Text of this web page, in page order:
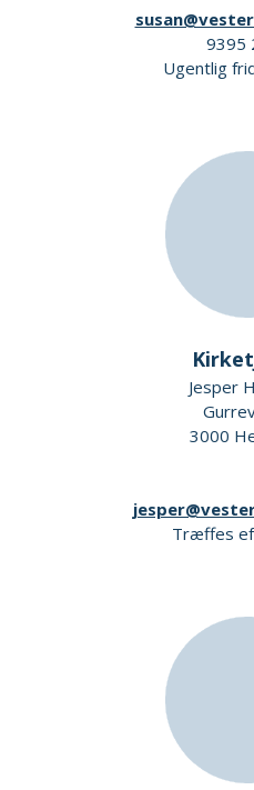
9395
Ugentlig
Jesper
3000
Træffes